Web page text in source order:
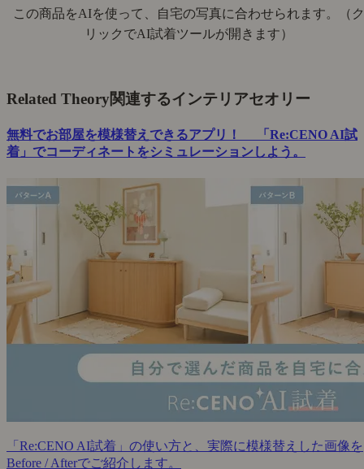
この商品をAIを使って、自宅の写真に合わせられます。
（ク
リックでAI試着ツールが開きます）
Related Theory関連するインテリアセオリー
無料でお部屋を模様替えできるアプリ！ 「Re:CENO AI試
着」でコーディネートをシミュレーションしよう。
「Re:CENO AI試着」の使い方と、実際に模様替えした画像を
Before / Afterでご紹介します。